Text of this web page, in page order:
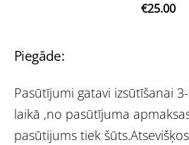
Piegāde:
Pasūtījumi gatavi izsūtīšanai
laikā ,no pasūtījuma
pasūtijums tiek
€25.00